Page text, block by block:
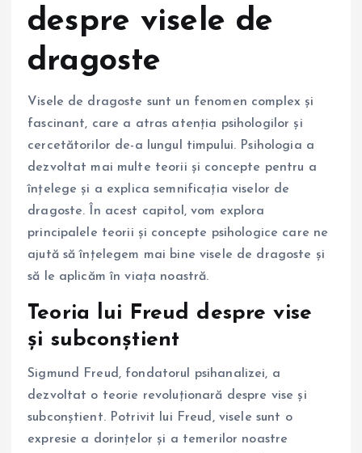
despre visele de
dragoste
Visele de dragoste sunt un fenomen complex și
fascinant, care a atras atenția psihologilor și
cercetătorilor de-a lungul timpului. Psihologia a
dezvoltat mai multe teorii și concepte pentru a
înțelege și a explica semnificația viselor de
dragoste. În acest capitol, vom explora
principalele teorii și concepte psihologice care ne
ajută să înțelegem mai bine visele de dragoste și
să le aplicăm în viața noastră.
Teoria lui Freud despre vise
și subconștient
Sigmund Freud, fondatorul psihanalizei, a
dezvoltat o teorie revoluționară despre vise și
subconștient. Potrivit lui Freud, visele sunt o
expresie a dorințelor și a temerilor noastre